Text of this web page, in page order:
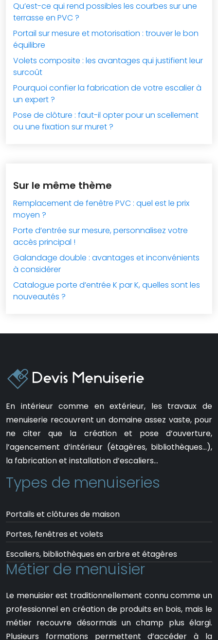
Qu’est-ce qui rend possibles les courbes sur une
terrasse en PVC ?
Portail sur mesure et motorisation : trouver le bon
équilibre
Volets composite : les avantages qui justifient leur
surcoût
Pourquoi confier la fabrication de votre escalier à
un expert ?
Pose de clôture : faut-il opter pour un scellement
ou une fixation sur muret ?
Sur le même thème
Remplacement de fenêtre PVC : quel est le prix
moyen ?
Porte d’entrée sur mesure, personnalisez votre
accès principal !
Galandage double : avantages et inconvénients
à considérer
Catalogue porte d’entrée K par K, quelles sont les
nouveautés ?
En intérieur comme en extérieur, les travaux de
menuiserie recouvrent un domaine assez vaste, pour
ne citer que la création et pose d’ouverture,
l’agencement d’intérieur (étagères, bibliothèques…),
la fabrication et installation d’escaliers…
Types de menuiseries
Portails et clôtures de maison
Portes, fenêtres et volets
Escaliers, bibliothèques en arbre et étagères
Métier de menuisier
Le menuisier est traditionnellement connu comme un
professionnel en création de produits en bois, mais le
métier recouvre désormais un champ plus élargi.
Plusieurs formations permettent d’accéder à la